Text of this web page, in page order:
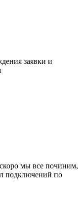
заявки и
мы все починим,
подключений по